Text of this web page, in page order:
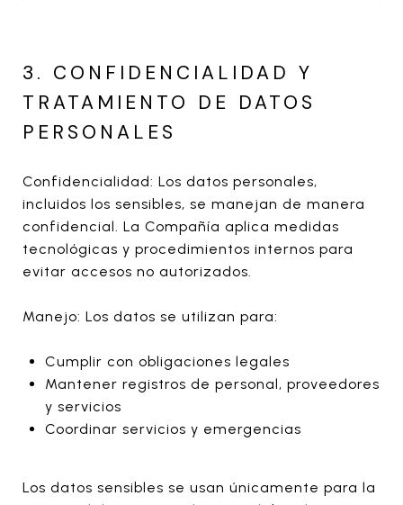
3. CONFIDENCIALIDAD Y
TRATAMIENTO DE DATOS
PERSONALES
Confidencialidad: Los datos personales,
incluidos los sensibles, se manejan de manera
confidencial. La Compañía aplica medidas
tecnológicas y procedimientos internos para
evitar accesos no autorizados.
Manejo: Los datos se utilizan para:
Cumplir con obligaciones legales
Mantener registros de personal, proveedores
y servicios
Coordinar servicios y emergencias
Los datos sensibles se usan únicamente para la